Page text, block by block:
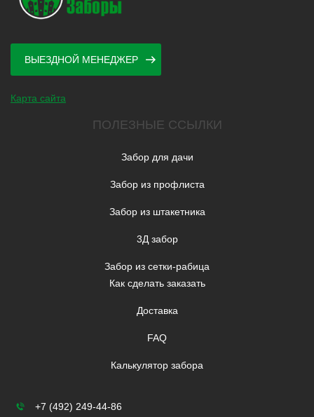
ВЫЕЗДНОЙ МЕНЕДЖЕР
Карта сайта
ПОЛЕЗНЫЕ ССЫЛКИ
Забор для дачи
Забор из профлиста
Забор из штакетника
3Д забор
Забор из сетки-рабица
Как сделать заказать
Доставка
FAQ
Калькулятор забора
+7 (492) 249-44-86